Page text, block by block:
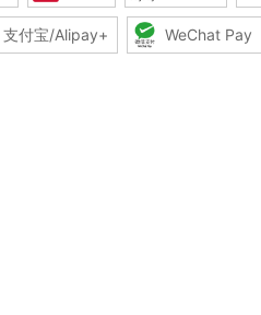
支付宝/Alipay+ WeChat Pay